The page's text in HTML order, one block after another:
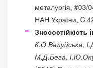
металургія,
НАН України,
К.О.Валуйська,
М.Д.Бега,